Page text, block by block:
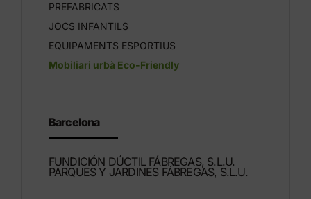
PREFABRICATS
JOCS INFANTILS
EQUIPAMENTS ESPORTIUS
Mobiliari urbà Eco-Friendly
Barcelona
FUNDICIÓN DÚCTIL FÁBREGAS, S.L.U.
PARQUES Y JARDINES FÁBREGAS, S.L.U.